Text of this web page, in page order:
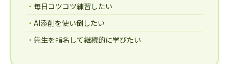
毎日コツコツ練習したい
AI添削を使い倒したい
先生を指名して継続的に学びたい